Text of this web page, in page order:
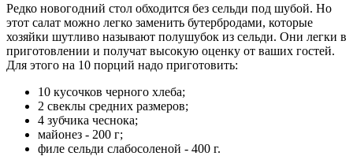
Редко новогодний стол обходится без сельди под шубой. Но
этот салат можно легко заменить бутербродами, которые
хозяйки шутливо называют полушубок из сельди. Они легки в
приготовлении и получат высокую оценку от ваших гостей.
Для этого на 10 порций надо приготовить:
10 кусочков черного хлеба;
2 свеклы средних размеров;
4 зубчика чеснока;
майонез - 200 г;
филе сельди слабосоленой - 400 г.